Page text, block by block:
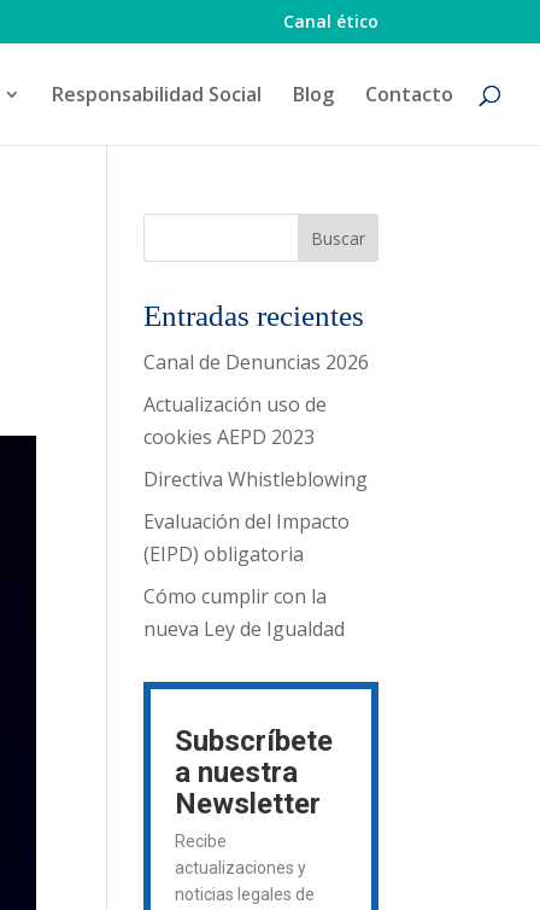
Canal ético
Responsabilidad Social Blog Contacto
Entradas recientes
Canal de Denuncias 2026
Actualización uso de
cookies AEPD 2023
Directiva Whistleblowing
Evaluación del Impacto
(EIPD) obligatoria
Cómo cumplir con la
nueva Ley de Igualdad
Subscríbete
a nuestra
Newsletter
Recibe
actualizaciones y
noticias legales de